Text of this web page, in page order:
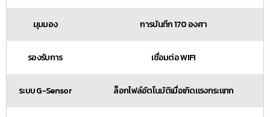
มุมมอง การบันทึก 170 องศา
รองรับการ เชื่อมต่อ WIFI
ระบบ G-Sensor ล็อกไฟล์อัตโนมัติเมื่อเกิดแรงกระแทก